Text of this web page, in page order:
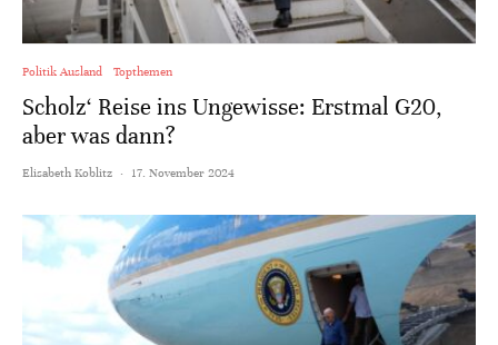
Politik Ausland Topthemen
Scholz‘ Reise ins Ungewisse: Erstmal G20,
aber was dann?
Elisabeth Koblitz · 17. November 2024